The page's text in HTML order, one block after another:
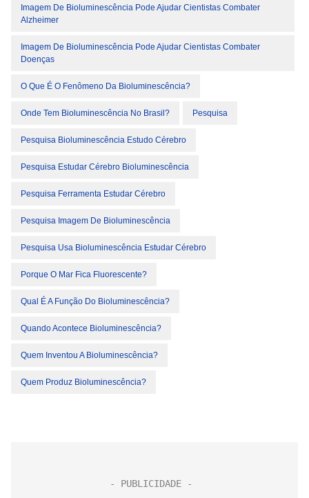
Imagem De Bioluminescência Pode Ajudar Cientistas Combater
Alzheimer
Imagem De Bioluminescência Pode Ajudar Cientistas Combater
Doenças
O Que É O Fenômeno Da Bioluminescência?
Onde Tem Bioluminescência No Brasil? Pesquisa
Pesquisa Bioluminescência Estudo Cérebro
Pesquisa Estudar Cérebro Bioluminescência
Pesquisa Ferramenta Estudar Cérebro
Pesquisa Imagem De Bioluminescência
Pesquisa Usa Bioluminescência Estudar Cérebro
Porque O Mar Fica Fluorescente?
Qual É A Função Do Bioluminescência?
Quando Acontece Bioluminescência?
Quem Inventou A Bioluminescência?
Quem Produz Bioluminescência?